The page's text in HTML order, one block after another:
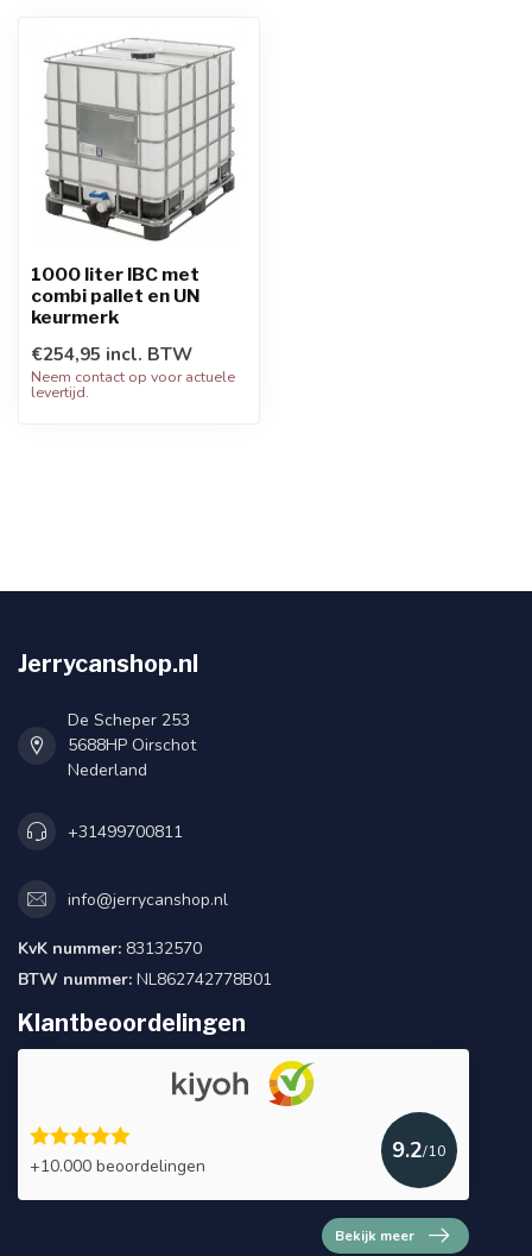
1000 liter IBC met
combi pallet en UN
keurmerk
€254,95 incl. BTW
Neem contact op voor actuele
levertijd.
Jerrycanshop.nl
De Scheper 253
5688HP Oirschot
Nederland
+31499700811
info@jerrycanshop.nl
KvK nummer: 83132570
BTW nummer: NL862742778B01
Klantbeoordelingen
+10.000 beoordelingen
9.2/10
Bekijk meer